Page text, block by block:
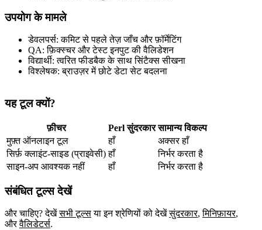
उपयोग के मामले
डेवलपर्स: कमिट से पहले तेज़ जाँच और फ़ॉर्मेटिंग
QA: फ़िक्स्चर और टेस्ट इनपुट की वैलिडेशन
विद्यार्थी: त्वरित फीडबैक के साथ सिंटैक्स सीखना
विश्लेषक: ब्राउज़र में छोटे डेटा सेट बदलना
यह टूल क्यों?
फ़ीचर Perl सुंदरकार सामान्य विकल्प
मुफ़्त ऑनलाइन टूल
हाँ
अक्सर हाँ
सिर्फ़ क्लाइंट‑साइड (प्राइवेसी) हाँ
निर्भर करता है
साइन‑अप आवश्यक नहीं
हाँ निर्भर करता है
संबंधित टूल्स देखें
और चाहिए? देखें सभी टूल्स या इन श्रेणियों को देखें सुंदरकार,मिनिफ़ायर,
और वैलिडेटर्स.